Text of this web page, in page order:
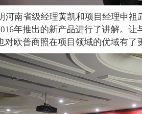
河南省级经理黄凯和项目经理申
年推出的新产品进行了讲解。让
对欧普商照在项目领域的优域有了